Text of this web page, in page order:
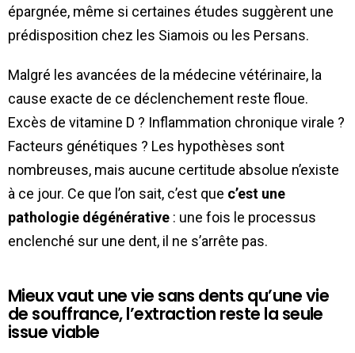
épargnée, même si certaines études suggèrent une
prédisposition chez les Siamois ou les Persans.
Malgré les avancées de la médecine vétérinaire, la
cause exacte de ce déclenchement reste floue.
Excès de vitamine D ? Inflammation chronique virale ?
Facteurs génétiques ? Les hypothèses sont
nombreuses, mais aucune certitude absolue n’existe
à ce jour. Ce que l’on sait, c’est que c’est une
pathologie dégénérative : une fois le processus
enclenché sur une dent, il ne s’arrête pas.
Mieux vaut une vie sans dents qu’une vie
de souffrance, l’extraction reste la seule
issue viable